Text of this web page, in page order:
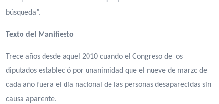
búsqueda”.
Texto del Manifiesto
Trece años desde aquel 2010 cuando el Congreso de los
diputados estableció por unanimidad que el nueve de marzo de
cada año fuera el día nacional de las personas desaparecidas sin
causa aparente.